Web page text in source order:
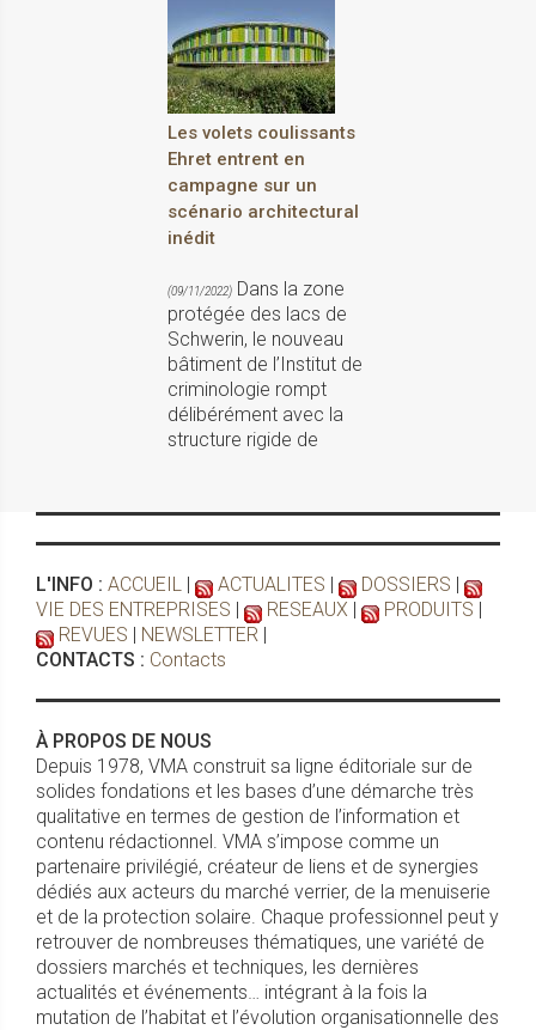
Les volets coulissants
Ehret entrent en
campagne sur un
scénario architectural
inédit
(09/11/2022) Dans la zone
protégée des lacs de
Schwerin, le nouveau
bâtiment de l’Institut de
criminologie rompt
délibérément avec la
structure rigide de
L'INFO : ACCUEIL ACTUALITES DOSSIERS
VIE DES ENTREPRISES
RESEAUX PRODUITS
REVUES
NEWSLETTER
CONTACTS : Contacts
À PROPOS DE NOUS
Depuis 1978, VMA construit sa ligne éditoriale sur de
solides fondations et les bases d’une démarche très
qualitative en termes de gestion de l’information et
contenu rédactionnel. VMA s’impose comme un
partenaire privilégié, créateur de liens et de synergies
dédiés aux acteurs du marché verrier, de la menuiserie
et de la protection solaire. Chaque professionnel peut y
retrouver de nombreuses thématiques, une variété de
dossiers marchés et techniques, les dernières
actualités et événements… intégrant à la fois la
mutation de l’habitat et l’évolution organisationnelle des